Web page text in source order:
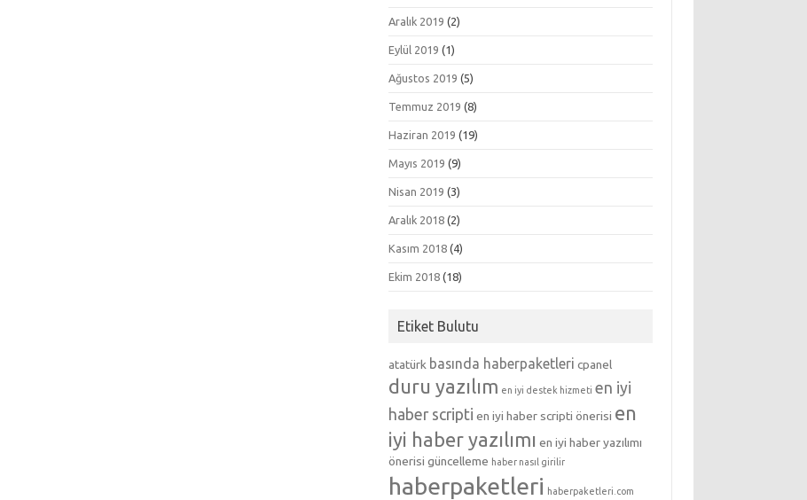
Aralık 2019 (2)
Eylül 2019 (1)
Ağustos 2019 (5)
Temmuz 2019 (8)
Haziran 2019 (19)
Mayıs 2019 (9)
Nisan 2019 (3)
Aralık 2018 (2)
Kasım 2018 (4)
Ekim 2018 (18)
Etiket Bulutu
atatürk basında haberpaketleri cpanel
duru yazılım en iyi destek hizmeti en iyi
haber scripti en iyi haber scripti önerisi en
iyi haber yazılımı en iyi haber yazılımı
önerisi güncelleme haber nasıl girilir
haberpaketleri haberpaketleri.com